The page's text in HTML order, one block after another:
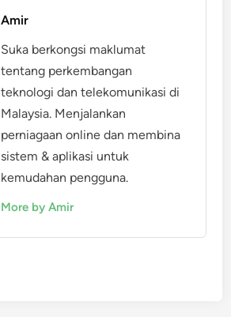
Amir
Suka berkongsi maklumat
tentang perkembangan
teknologi dan telekomunikasi di
Malaysia. Menjalankan
perniagaan online dan membina
sistem & aplikasi untuk
kemudahan pengguna.
More by Amir